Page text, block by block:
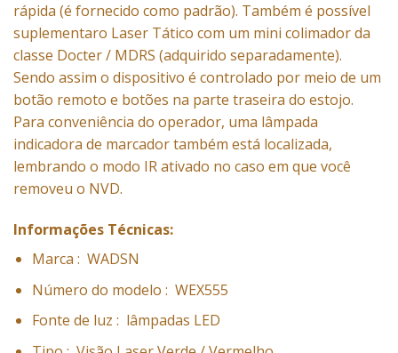
rápida (é fornecido como padrão). Também é possível
suplementaro Laser Tático com um mini colimador da
classe Docter / MDRS (adquirido separadamente).
Sendo assim o dispositivo é controlado por meio de um
botão remoto e botões na parte traseira do estojo.
Para conveniência do operador, uma lâmpada
indicadora de marcador também está localizada,
lembrando o modo IR ativado no caso em que você
removeu o NVD.
Informações Técnicas:
Marca : WADSN
Número do modelo : WEX555
Fonte de luz : lâmpadas LED